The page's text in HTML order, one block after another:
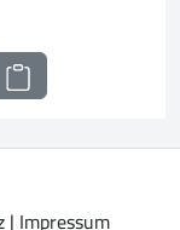
| Impressum